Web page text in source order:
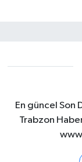
En güncel Son
Trabzon